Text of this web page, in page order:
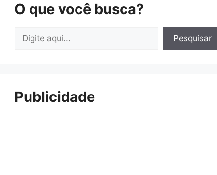
O que você busca?
Pesquisar Pesquisar
Publicidade